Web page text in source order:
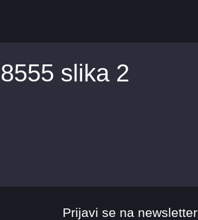
slika 2
Prijavi se na newsletter